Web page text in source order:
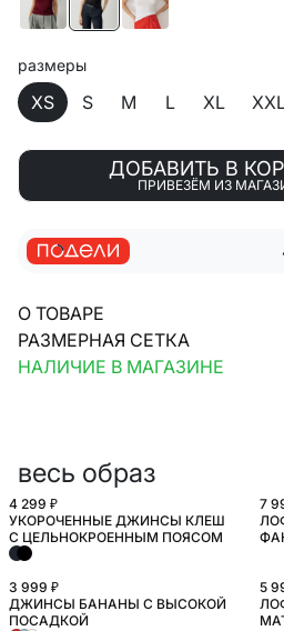
размеры
XS S M L XL
ДОБАВИТЬ В
ПРИВЕЗЁМ ИЗ
О ТОВАРЕ
РАЗМЕРНАЯ СЕТКА
НАЛИЧИЕ В МАГАЗИНЕ
весь образ
4 299 ₽
УКОРОЧЕННЫЕ ДЖИНСЫ КЛЕШ
С ЦЕЛЬНОКРОЕННЫМ ПОЯСОМ
7
БОЛЬШИЕ РАЗМЕРЫ
3 999 ₽
ДЖИНСЫ БАНАНЫ С ВЫСОКОЙ
ПОСАДКОЙ
5